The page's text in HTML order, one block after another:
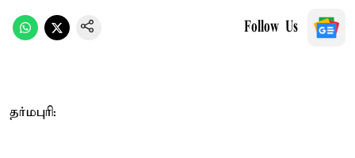
Follow Us
தர்மபுரி: